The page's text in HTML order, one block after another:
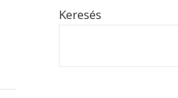
Keresés